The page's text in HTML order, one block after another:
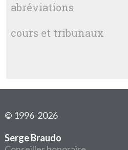
abréviations
cours et tribunaux
© 1996-2026
Serge Braudo